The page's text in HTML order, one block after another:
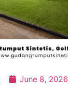
June 8, 2026